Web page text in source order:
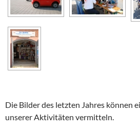
Die Bilder des letzten Jahres können
unserer Aktivitäten vermitteln.